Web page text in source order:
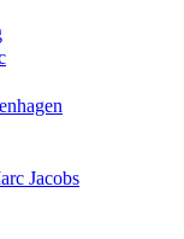
Jacobs